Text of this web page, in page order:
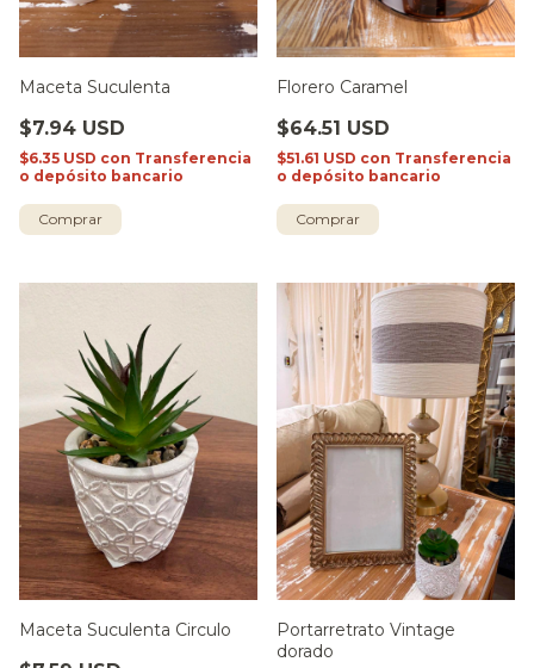
Maceta Suculenta
$7.94 USD
$6.35 USD con Transferencia
o depósito bancario
Florero Caramel
$64.51 USD
$51.61 USD con Transferencia
o depósito bancario
Comprar
Maceta Suculenta Circulo
Portarretrato Vintage
dorado